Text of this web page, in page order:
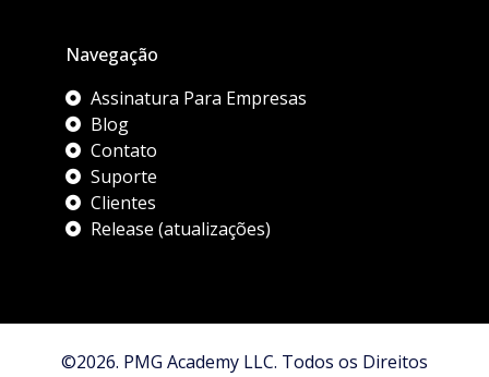
Navegação
Assinatura Para Empresas
Blog
Contato
Suporte
Clientes
Release (atualizações)
©2026. PMG Academy LLC. Todos os Direitos